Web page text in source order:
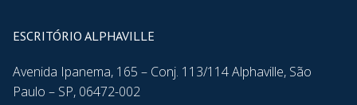
ESCRITÓRIO ALPHAVILLE
Avenida Ipanema, 165 – Conj. 113/114 Alphaville, São
Paulo – SP, 06472-002